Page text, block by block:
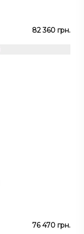
82 360 грн.
76 470 грн.